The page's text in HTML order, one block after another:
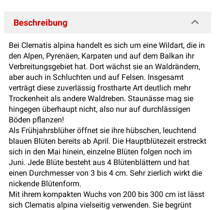
Beschreibung
Bei Clematis alpina handelt es sich um eine Wildart, die in
den Alpen, Pyrenäen, Karpaten und auf dem Balkan ihr
Verbreitungsgebiet hat. Dort wächst sie an Waldrändern,
aber auch in Schluchten und auf Felsen. Insgesamt
verträgt diese zuverlässig frostharte Art deutlich mehr
Trockenheit als andere Waldreben. Staunässe mag sie
hingegen überhaupt nicht, also nur auf durchlässigen
Böden pflanzen!
Als Frühjahrsblüher öffnet sie ihre hübschen, leuchtend
blauen Blüten bereits ab April. Die Hauptblütezeit erstreckt
sich in den Mai hinein, einzelne Blüten folgen noch im
Juni. Jede Blüte besteht aus 4 Blütenblättern und hat
einen Durchmesser von 3 bis 4 cm. Sehr zierlich wirkt die
nickende Blütenform.
Mit ihrem kompakten Wuchs von 200 bis 300 cm ist lässt
sich Clematis alpina vielseitig verwenden. Sie begrünt